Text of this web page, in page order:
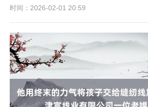
时间：2026-02-01 20:59